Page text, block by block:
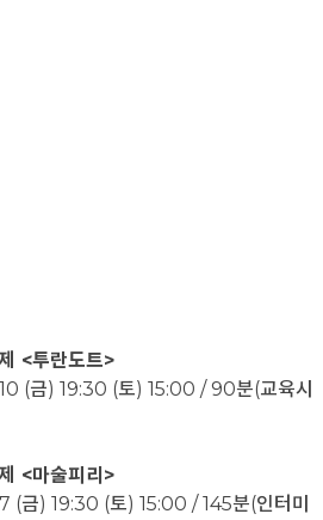
<투란도트>
(금) 19:30 (토) 15:00 / 90분(교육시
<마술피리>
(금) 19:30 (토) 15:00 / 145분(인터미